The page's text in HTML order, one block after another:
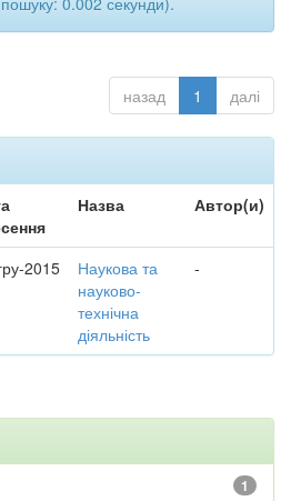
назад 1 далі
Назва Автор(и)
2015
Наукова та
науково-
технічна
діяльність
-
1